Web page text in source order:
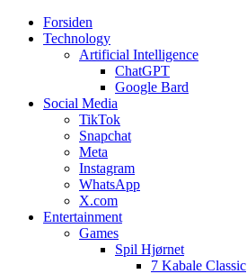
Web3zero.dk
Web3zero.dk
Forsiden
Technology
Artificial Intelligence
ChatGPT
Google Bard
Social Media
TikTok
Snapchat
Meta
Instagram
WhatsApp
X.com
Entertainment
Games
Spil Hjørnet
7 Kabale Classic